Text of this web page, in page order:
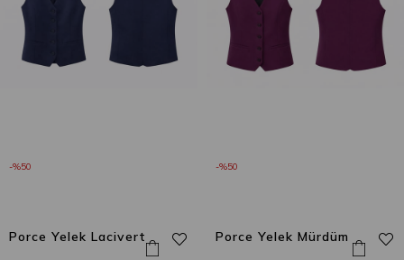
Porce Yelek Lacivert
%50
Porce Yelek Mürdüm
%50